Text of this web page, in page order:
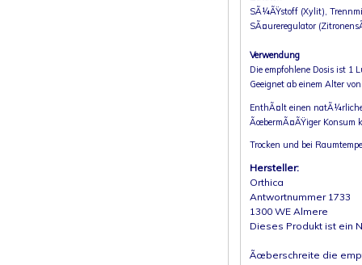
SÃ¼ÃŸstoff (Xylit),
SÃ¤ureregulator
Verwendung
Die empfohlene Dosis ist 1
Geeignet ab einem Alter
EnthÃ¤lt einen
ÃœbermÃ¤ÃŸiger
Trocken und bei
Hersteller:
Orthica
Antwortnummer 1733
1300 WE Almere
Dieses Produkt ist ein
Ãœberschreite die